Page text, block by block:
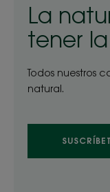
La
tener
Todos nuestros
natural.